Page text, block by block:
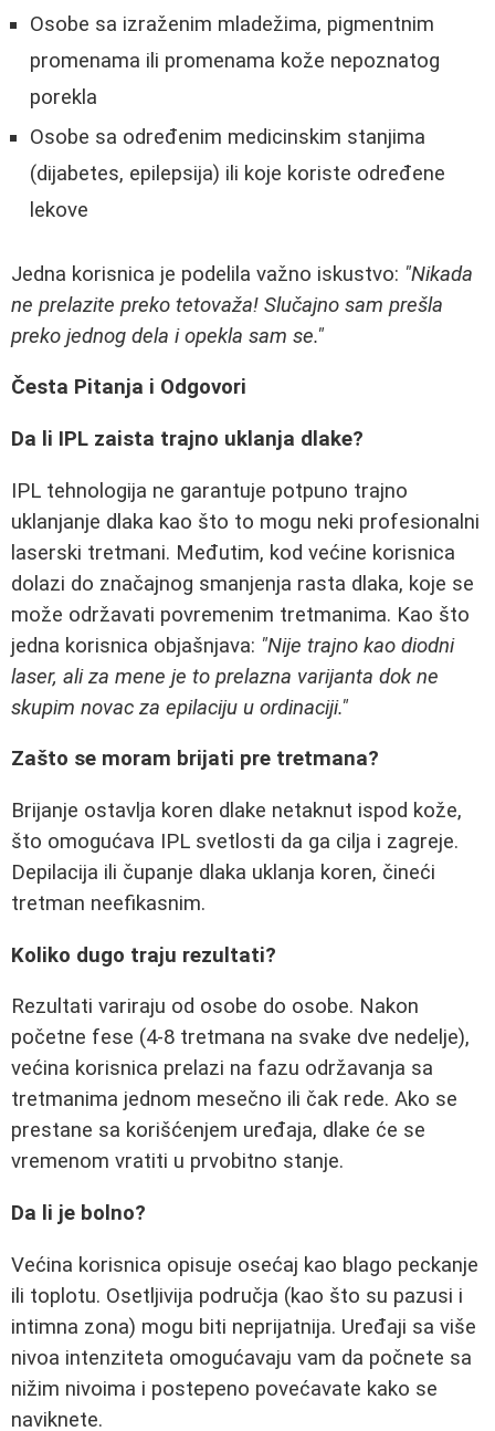
Osobe sa izraženim mladežima, pigmentnim
promenama ili promenama kože nepoznatog
porekla
Osobe sa određenim medicinskim stanjima
(dijabetes, epilepsija) ili koje koriste određene
lekove
Jedna korisnica je podelila važno iskustvo: "Nikada
ne prelazite preko tetovaža! Slučajno sam prešla
preko jednog dela i opekla sam se."
Česta Pitanja i Odgovori
Da li IPL zaista trajno uklanja dlake?
IPL tehnologija ne garantuje potpuno trajno
uklanjanje dlaka kao što to mogu neki profesionalni
laserski tretmani. Međutim, kod većine korisnica
dolazi do značajnog smanjenja rasta dlaka, koje se
može održavati povremenim tretmanima. Kao što
jedna korisnica objašnjava: "Nije trajno kao diodni
laser, ali za mene je to prelazna varijanta dok ne
skupim novac za epilaciju u ordinaciji."
Zašto se moram brijati pre tretmana?
Brijanje ostavlja koren dlake netaknut ispod kože,
što omogućava IPL svetlosti da ga cilja i zagreje.
Depilacija ili čupanje dlaka uklanja koren, čineći
tretman neefikasnim.
Koliko dugo traju rezultati?
Rezultati variraju od osobe do osobe. Nakon
početne fese (4-8 tretmana na svake dve nedelje),
većina korisnica prelazi na fazu održavanja sa
tretmanima jednom mesečno ili čak rede. Ako se
prestane sa korišćenjem uređaja, dlake će se
vremenom vratiti u prvobitno stanje.
Da li je bolno?
Većina korisnica opisuje osećaj kao blago peckanje
ili toplotu. Osetljivija područja (kao što su pazusi i
intimna zona) mogu biti neprijatnija. Uređaji sa više
nivoa intenziteta omogućavaju vam da počnete sa
nižim nivoima i postepeno povećavate kako se
naviknete.